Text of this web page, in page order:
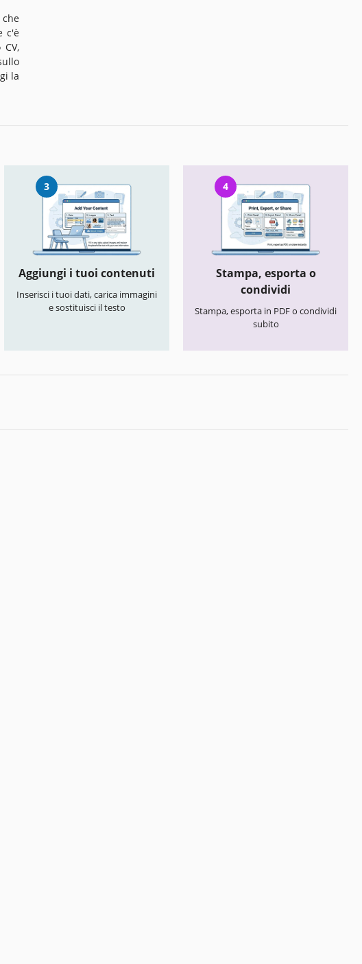
c'è
la
3
Aggiungi i tuoi contenuti
Inserisci i tuoi dati, carica immagini
e sostituisci il testo
4
Stampa, esporta o
condividi
Stampa, esporta in PDF o condividi
subito